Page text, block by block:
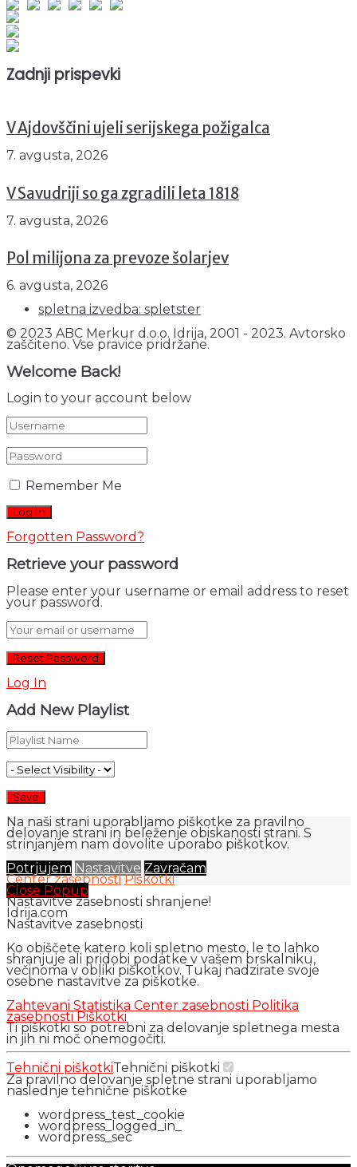
Zadnji prispevki
V Ajdovščini ujeli serijskega požigalca
7. avgusta, 2026
V Savudriji so ga zgradili leta 1818
7. avgusta, 2026
Pol milijona za prevoze šolarjev
6. avgusta, 2026
spletna izvedba: spletster
© 2023 ABC Merkur d.o.o. Idrija, 2001 - 2023. Avtorsko
zaščiteno. Vse pravice pridržane.
Welcome Back!
Login to your account below
Remember Me
Forgotten Password?
Retrieve your password
Please enter your username or email address to reset
your password.
Log In
Add New Playlist
Na naši strani uporabljamo piškotke za pravilno
delovanje strani in beleženje obiskanosti strani. S
strinjanjem nam dovolite uporabo piškotkov.
Potrjujem Nastavitve Zavračam
Center zasebnosti Piškotki
Close Popup
Nastavitve zasebnosti shranjene!
Idrija.com
Nastavitve zasebnosti
Ko obiščete katero koli spletno mesto, le to lahko
shranjuje ali pridobi podatke v vašem brskalniku,
večinoma v obliki piškotkov. Tukaj nadzirate svoje
osebne nastavitve za piškotke.
Zahtevani Statistika Center zasebnosti Politika
zasebnosti Piškotki
Ti piškotki so potrebni za delovanje spletnega mesta
in jih ni moč onemogočiti.
Tehnični piškotkiTehnični piškotki
Za pravilno delovanje spletne strani uporabljamo
naslednje tehnične piškotke
wordpress_test_cookie
wordpress_logged_in_
wordpress_sec